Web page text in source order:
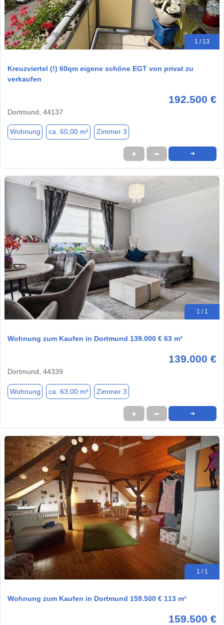
1 / 13
Kreuzviertel (!) 60qm eigene schöne EGT von privat zu
verkaufen
192.500 €
Dortmund, 44137
Wohnung ca. 60,00 m² Zimmer 3
★ ➦ ➜
1 / 1
Wohnung zum Kaufen in Dortmund 139.000 € 63 m²
139.000 €
Dortmund, 44339
Wohnung ca. 63,00 m² Zimmer 3
★ ➦ ➜
1 / 1
Wohnung zum Kaufen in Dortmund 159.500 € 113 m²
159.500 €